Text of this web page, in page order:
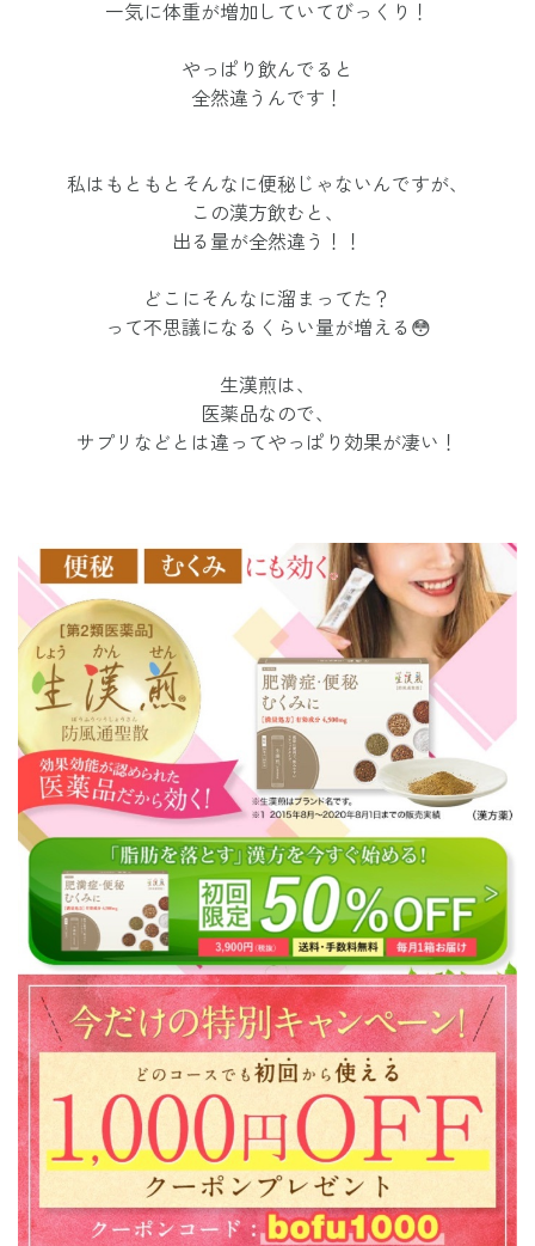
一気に体重が増加していてびっくり！
やっぱり飲んでると
全然違うんです！
私はもともとそんなに便秘じゃないんですが、
この漢方飲むと、
出る量が全然違う！！
どこにそんなに溜まってた？
って不思議になるくらい量が増える😳
生漢煎は、
医薬品なので、
サプリなどとは違ってやっぱり効果が凄い！